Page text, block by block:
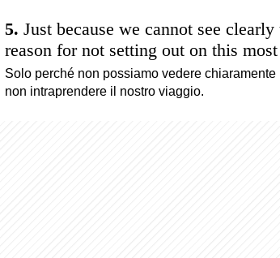
Just because we cannot see
reason for not setting out on this
Solo perché non possiamo vedere
non intraprendere il nostro viaggio.